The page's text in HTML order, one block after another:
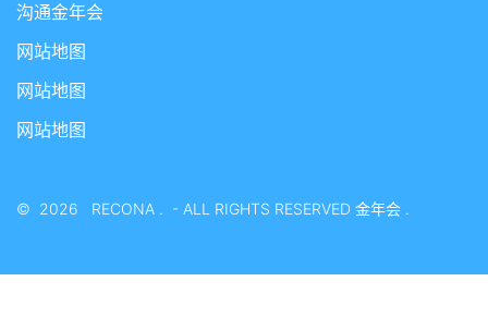
沟通金年会
网站地图
网站地图
网站地图
© 2026 RECONA . - ALL RIGHTS RESERVED 金年会 .